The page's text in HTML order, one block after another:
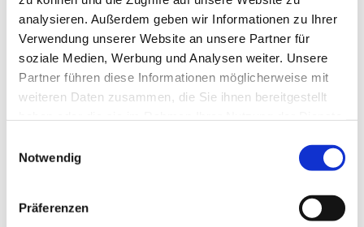
analysieren. Außerdem geben wir Informationen zu Ihrer
Verwendung unserer Website an unsere Partner für
soziale Medien, Werbung und Analysen weiter. Unsere
Partner führen diese Informationen möglicherweise mit
weiteren Daten zusammen, die Sie ihnen bereitgestellt
Notwendig
Präferenzen
zweimal jährlich den Gemeindebrief kostenlos
zugestellt. Der Gemeindebrief vom Winter 2022 mit
dem Thema „Glauben in der Krise“ wurde in den
letzten Tagen von unseren Konfirmanden und
Konfirmandinnen an Sie verteilt.
Gemeindehaus und im Pfarramt weitere Exemplare für
Sie aus.